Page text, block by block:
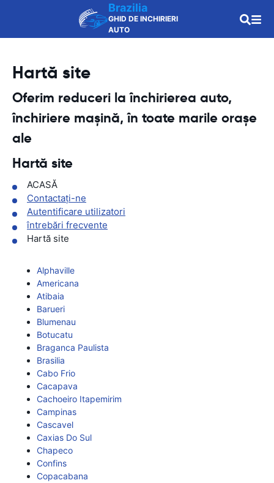
Brazilia
GHID DE INCHIRIERI
AUTO
Hartă site
Oferim reduceri la închirierea auto,
închiriere mașină, în toate marile orașe
ale
Hartă site
ACASĂ
Contactaţi-ne
Autentificare utilizatori
întrebări frecvente
Hartă site
Alphaville
Americana
Atibaia
Barueri
Blumenau
Botucatu
Braganca Paulista
Brasilia
Cabo Frio
Cacapava
Cachoeiro Itapemirim
Campinas
Cascavel
Caxias Do Sul
Chapeco
Confins
Copacabana